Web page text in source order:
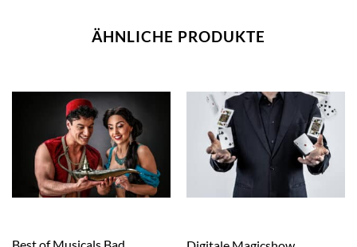
ÄHNLICHE PRODUKTE